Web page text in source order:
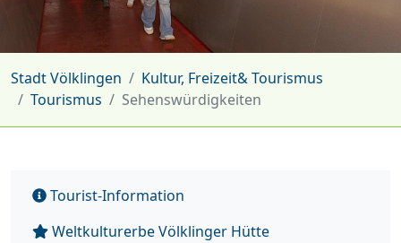
Stadt Völklingen
Kultur, Freizeit& Tourismus
Tourismus
Sehenswürdigkeiten
Tourist-Information
Weltkulturerbe Völklinger Hütte